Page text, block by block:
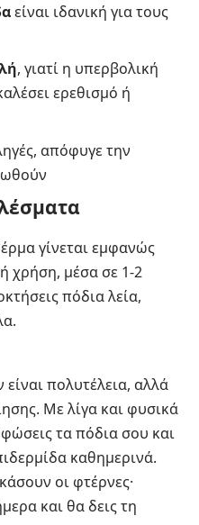
είναι ιδανική για τους
, γιατί η υπερβολική
ερεθισμό ή
απόφυγε την
γίνεται εμφανώς
χρήση, μέσα σε 1-2
πόδια λεία,
πολυτέλεια, αλλά
Με λίγα και φυσικά
τα πόδια σου και
καθημερινά.
οι φτέρνες·
και θα δεις τη